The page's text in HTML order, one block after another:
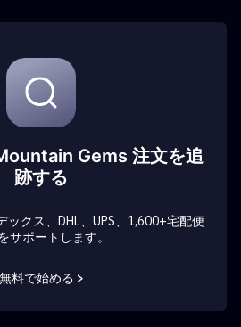
Gems 注文を追
跡する
ックス、DHL、UPS、1,600+宅配便
サポートします。
無料で始める >